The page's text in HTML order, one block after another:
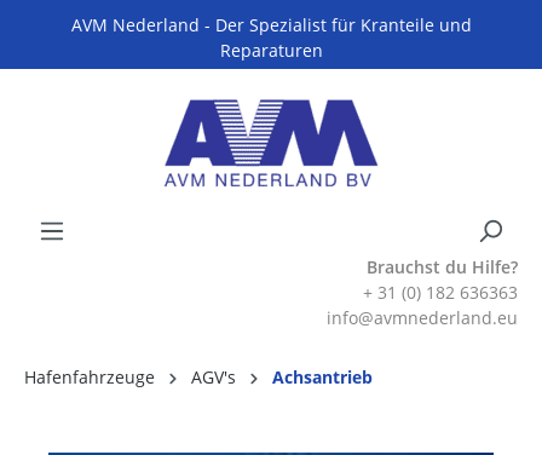
AVM Nederland - Der Spezialist für Kranteile und
Reparaturen
Brauchst du Hilfe?
+ 31 (0) 182 636363
info@avmnederland.eu
Hafenfahrzeuge AGV's Achsantrieb